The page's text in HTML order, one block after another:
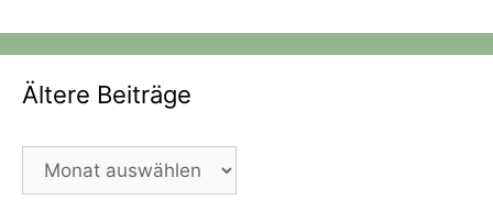
Ältere Beiträge
Ältere
Beiträge